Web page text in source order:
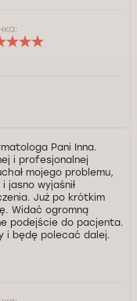
відгук. Ми
Вам
Pani Inna.
i profesjonalnej
mojego problemu,
jasno wyjaśnił
Już po krótkim
Widać ogromną
podejście do pacjenta.
i będę polecać dalej.